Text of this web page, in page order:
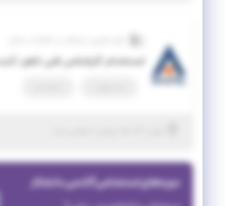
استخدام کارشناس فنی تلفن ثابت
دوره‌های استخدامی آکادمی دانشکار